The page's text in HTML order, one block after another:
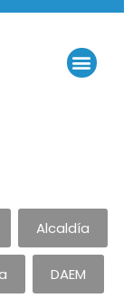
Alcaldía
DAEM